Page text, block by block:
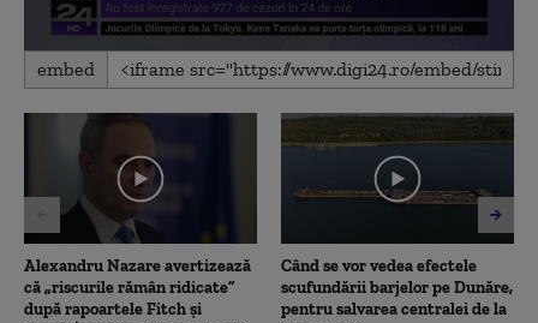
0
seconds
6
minutes,
seconds
embed
Alexandru Nazare avertizează
că „riscurile rămân ridicate”
după rapoartele Fitch și
Când se vor vedea efectele
scufundării barjelor pe Dunăre,
pentru salvarea centralei de la